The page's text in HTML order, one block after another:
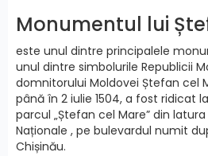
Monumentul lui
este unul dintre principalele
unul dintre simbolurile Republicii
domnitorului Moldovei Ștefan cel
până în 2 iulie 1504, a fost ridicat
parcul „Ștefan cel Mare” din
Naționale , pe bulevardul numit
Chișinău.